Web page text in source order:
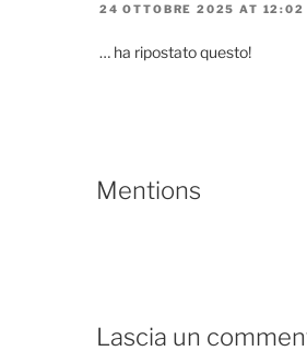
24 OTTOBRE 2025 AT 12:02
… ha ripostato questo!
Mentions
Lascia un